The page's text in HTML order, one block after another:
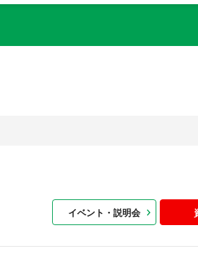
イベント・説明会